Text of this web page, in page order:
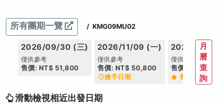
所有團期一覽 / KMG09MU02
2026/09/30 (三)
僅供參考
售價: NT$ 51,800
2026/11/09 (一)
僅供參考
售價: NT$ 50,800
搶手日期
2026/12/
僅供參考
售價: NT$
熱銷
月
曆
查
詢
滑動檢視相近出發日期